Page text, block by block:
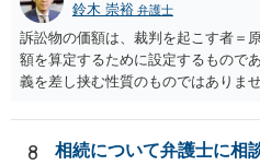
鈴木 崇裕 弁護士
訴訟物の価額は、裁判を起こす者＝
額を算定するために設定するもので
義を差し挟む性質のものではありま
したとしても、変更されることはあ
8
相続について弁護士に相